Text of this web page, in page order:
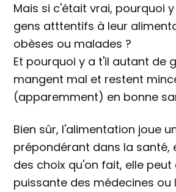
Mais si c'était vrai, pourquoi
gens atttentifs à leur
obèses ou malades ?
Et pourquoi y a t'il autant de
mangent mal et restent
(apparemment) en bonne
Bien sûr, l'alimentation joue
prépondérant dans la santé,
des choix qu'on fait, elle peut
puissante des médecines ou